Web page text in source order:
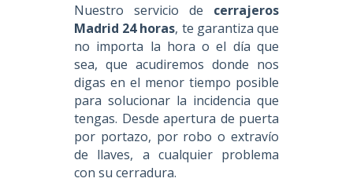
Nuestro servicio de cerrajeros
Madrid 24 horas, te garantiza que
no importa la hora o el día que
sea, que acudiremos donde nos
digas en el menor tiempo posible
para solucionar la incidencia que
tengas. Desde apertura de puerta
por portazo, por robo o extravío
de llaves, a cualquier problema
con su cerradura.